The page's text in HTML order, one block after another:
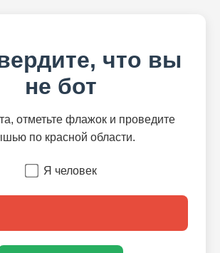
что вы
не бот
отметьте флажок и проведите
по красной области.
Я человек